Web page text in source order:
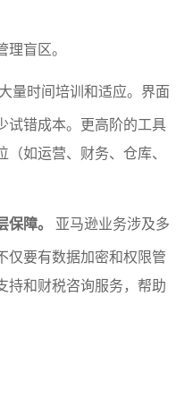
盲区。
量时间培训和适应。界面
试错成本。更高阶的工具
如运营、财务、仓库、
障。
亚马逊业务涉及多
仅要有数据加密和权限管
持和财税咨询服务，帮助